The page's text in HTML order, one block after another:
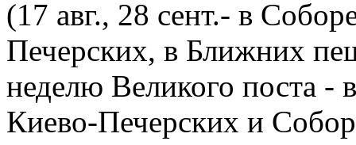
(17 авг., 28 сент.- в
Печерских, в Ближних
неделю Великого поста -
Киево-Печерских и